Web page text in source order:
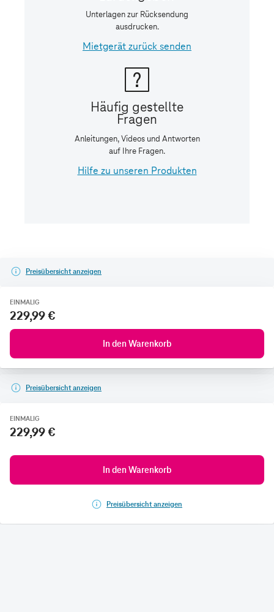
Preisübersicht anzeigen
EINMALIG
229,99 €
In den Warenkorb
Preisübersicht anzeigen
EINMALIG
229,99 €
In den Warenkorb
Preisübersicht anzeigen